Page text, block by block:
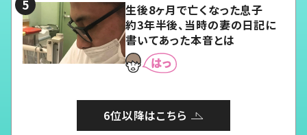
生後8ヶ月で亡くなった息子
約3年半後、当時の妻の日記に
書いてあった本音とは
6位以降はこちら